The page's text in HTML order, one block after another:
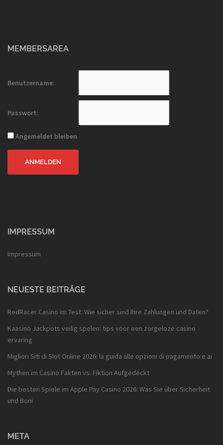
MEMBERSAREA
Benutzername:
Passwort:
Angemeldet bleiben
ANMELDEN
IMPRESSUM
Impressum
NEUESTE BEITRÄGE
RedRacer Casino im Test: Wie sicher sind Ihre Zahlungen und Daten?
Kaasino Jackpots veilig spelen: tips voor een zorgeloze casino
ervaring
Migliori Siti di Slot Online 2026: la guida alle opzioni di pagamento e ai
Mythen im Casino Fakten vs. Fiktion Aufgedeckt
Die besten Spiele im Apple Pay Casino 2026: Was Sie über Sicherheit
und Boni
META